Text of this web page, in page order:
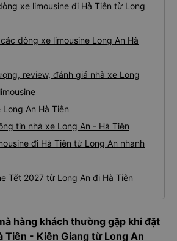
xe limousine đi Hà Tiên từ Long
các dòng xe limousine Long An Hà
review, đánh giá nhà xe Long
Long An Hà Tiên
tin nhà xe Long An - Hà Tiên
đi Hà Tiên từ Long An nhanh
Tết 2027 từ Long An đi Hà Tiên
hàng khách thường gặp khi đặt
Tiên - Kiên Giang từ Long An